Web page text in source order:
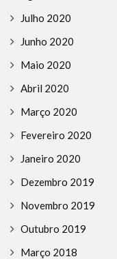
Julho 2020
Junho 2020
Maio 2020
Abril 2020
Março 2020
Fevereiro 2020
Janeiro 2020
Dezembro 2019
Novembro 2019
Outubro 2019
Março 2018